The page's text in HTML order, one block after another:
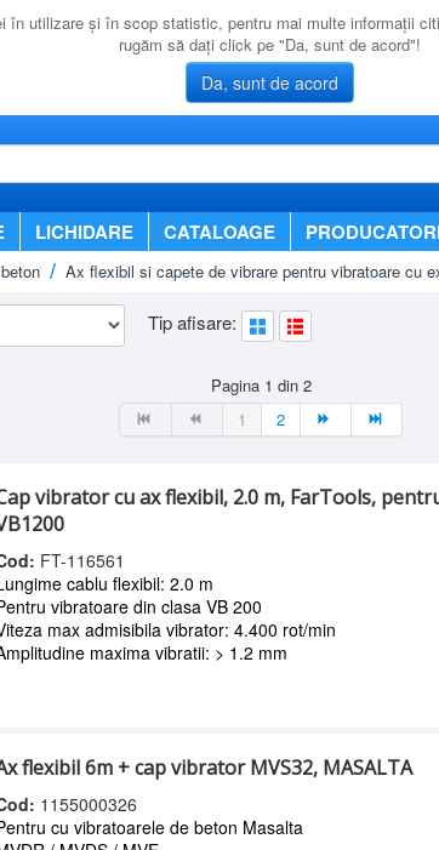
utilizare şi în scop statistic, pentru mai multe informaţii
rugăm să daţi click pe "Da, sunt de acord"!
Da, sunt de acord
LICHIDARE CATALOAGE
Ax flexibil si capete de vibrare pentru vibratoare cu
Tip afisare:
Pagina 1 din 2
1
2
vibrator cu ax flexibil, 2.0 m, FarTools,
FT-116561
cablu flexibil: 2.0 m
vibratoare din clasa VB 200
max admisibila vibrator: 4.400 rot/min
maxima vibratii: > 1.2 mm
flexibil 6m + cap vibrator MVS32, MASALTA
1155000326
cu vibratoarele de beton Masalta